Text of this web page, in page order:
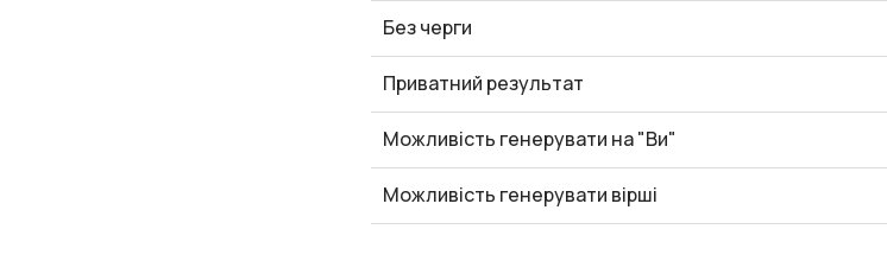
Без черги
Приватний результат
Можливість генерувати на "Ви"
Можливість генерувати вірші